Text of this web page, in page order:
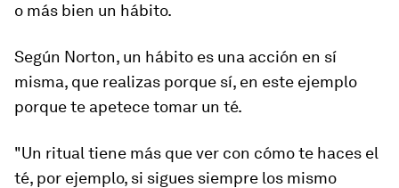
o más bien un hábito.
Según Norton, un hábito es una acción en sí
misma, que realizas porque sí, en este ejemplo
porque te apetece tomar un té.
"Un ritual tiene más que ver con cómo te haces el
té, por ejemplo, si sigues siempre los mismo